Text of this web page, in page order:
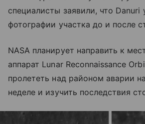
специалисты заявили, что Danuri
фотографии участка до и после
NASA планирует направить к
аппарат Lunar Reconnaissance
пролететь над районом аварии
неделе и изучить последствия